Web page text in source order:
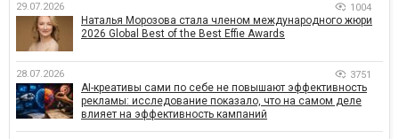
29.07.2026 1004
Наталья Морозова стала членом международного жюри
2026 Global Best of the Best Effie Awards
28.07.2026 3751
AI-креативы сами по себе не повышают эффективность
рекламы: исследование показало, что на самом деле
влияет на эффективность кампаний